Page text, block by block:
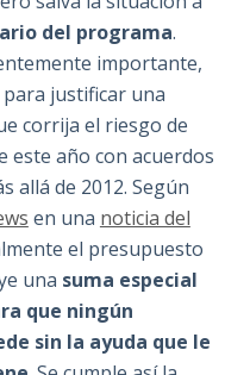
del programa.
importante,
justificar una
corrija el riesgo de
este año con acuerdos
allá de 2012. Según
en una noticia del
el presupuesto
una suma especial
que ningún
sin la ayuda que le